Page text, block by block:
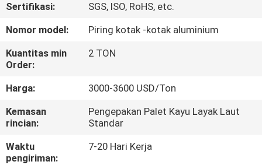
TUR
PABRIK
KONTROL
KUALITAS
HUBUNGI
KAMI
Sertifikasi:
SGS, ISO, RoHS, etc.
Nomor model:
Piring kotak -kotak aluminium
Kuantitas min
Order:
2 TON
Harga:
3000-3600 USD/Ton
Kemasan
rincian:
Pengepakan Palet Kayu Layak Laut
Standar
Waktu
pengiriman:
7-20 Hari Kerja